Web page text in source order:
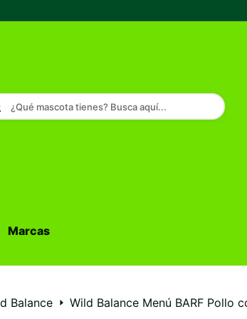
¿Qué mascota tienes? Busca aquí...
Marcas
Balance Wild Balance Menú BARF Pollo